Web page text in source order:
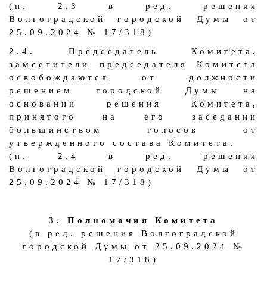
(п. 2.3 в ред. решения
Волгоградской городской Думы от
25.09.2024 № 17/318)
2.4. Председатель Комитета,
заместители председателя Комитета
освобождаются от должности
решением городской Думы на
основании решения Комитета,
принятого на его заседании
большинством голосов от
утвержденного состава Комитета.
(п. 2.4 в ред. решения
Волгоградской городской Думы от
25.09.2024 № 17/318)
3. Полномочия Комитета
(в ред. решения Волгоградской
городской Думы от 25.09.2024 №
17/318)